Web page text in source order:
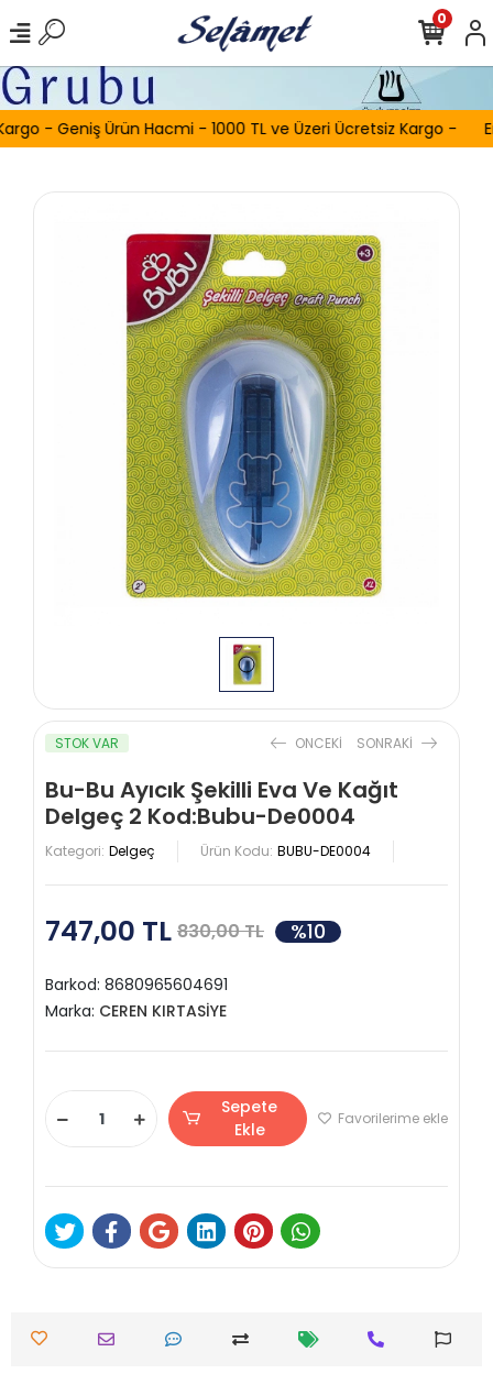
- Geniş Ürün Hacmi - 1000 TL ve Üzeri Ücretsiz Kargo -
0
STOK VAR ONCEKI SONRAKI
Bu-Bu Ayıcık Şekilli Eva Ve Kağıt
Delgeç 2 Kod:Bubu-De0004
Kategori: Delgeç Ürün Kodu: BUBU-DE0004
747,00 TL 830,00 TL %10
Barkod: 8680965604691
Marka: CEREN KIRTASİYE
Sepete
Ekle
Favorilerime ekle